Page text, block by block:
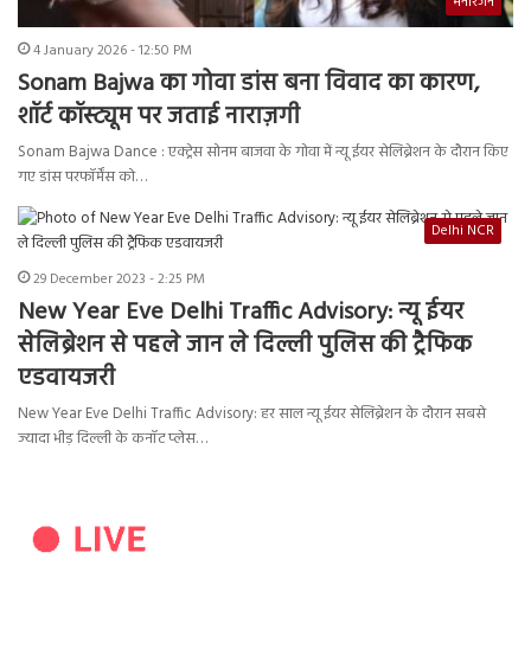
4 January 2026 - 12:50 PM
Sonam Bajwa का गोवा डांस बना विवाद का कारण,
शॉर्ट कॉस्ट्यूम पर जताई नाराज़गी
Sonam Bajwa Dance : एक्ट्रेस सोनम बाजवा के गोवा में न्यू ईयर सेलिब्रेशन के दौरान किए
गए डांस परफॉर्मेंस को…
Delhi NCR
29 December 2023 - 2:25 PM
New Year Eve Delhi Traffic Advisory: न्यू ईयर
सेलिब्रेशन से पहले जान ले दिल्ली पुलिस की ट्रैफिक
एडवायजरी
New Year Eve Delhi Traffic Advisory: हर साल न्यू ईयर सेलिब्रेशन के दौरान सबसे
ज्यादा भीड़ दिल्ली के कनॉट प्लेस…